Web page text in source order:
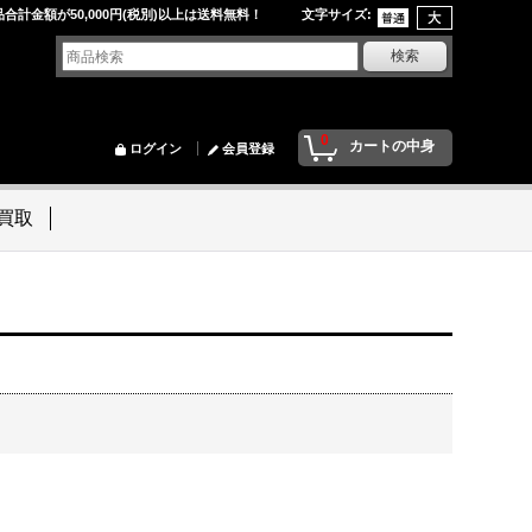
合計金額が50,000円(税別)以上は送料無料！ 文字サイズ:
0 カートの中身
ログイン 会員登録
取